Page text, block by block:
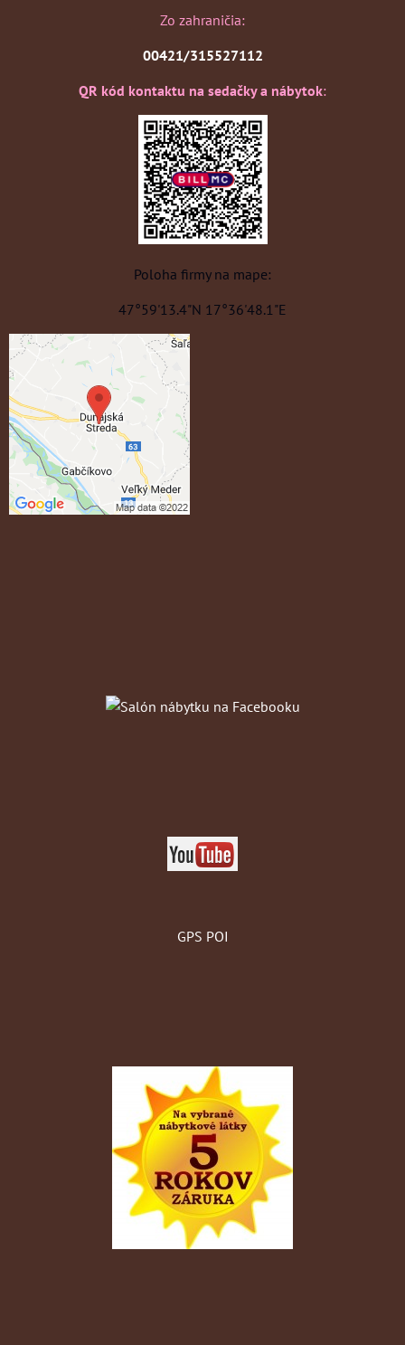
Zo zahraničia:
00421/315527112
QR kód kontaktu na sedačky a nábytok:
Poloha firmy na mape:
47°59'13.4"N 17°36'48.1"E
GPS POI